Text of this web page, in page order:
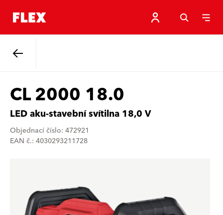
CL 2000 18.0
LED aku-stavební svítilna 18,0 V
Objednací číslo: 472921
EAN č.: 4030293211728